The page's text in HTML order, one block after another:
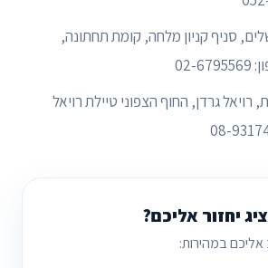
סניף קניון מלחה, קומת תחתונה,
רויאל גרדן, החוף הצפוני טיילת רויאל
יחזור אליכם?
אליכם במהירות: